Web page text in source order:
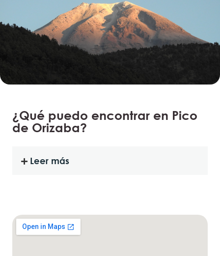
¿Qué puedo encontrar en Pico
de Orizaba?
Leer más